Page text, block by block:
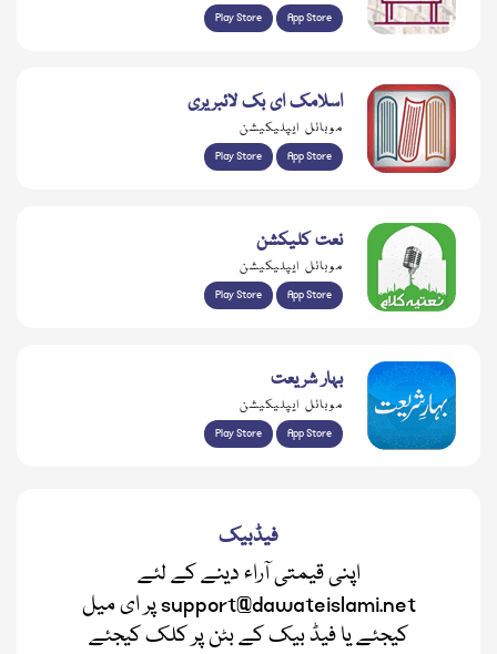
Play Store App Store
اسلامک ای بک لائبریری
موبائل ایپلیکیشن
Play Store App Store
نعت کلیکشن
موبائل ایپلیکیشن
Play Store App Store
بہار شریعت
موبائل ایپلیکیشن
Play Store App Store
فیڈبیک
اپنی قیمتی آراء دینے کے لئے
support@dawateislami.net پر ای میل
کیجئے یا فیڈ بیک کے بٹن پر کلک کیجئے